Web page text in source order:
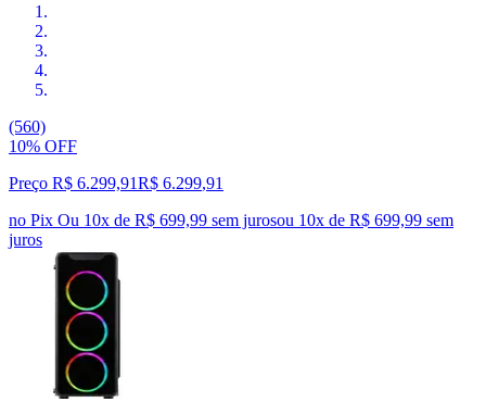
(560)
10% OFF
Preço R$ 6.299,91R$ 6.299,91
no Pix Ou 10x de R$ 699,99 sem jurosou 10x de R$ 699,99 sem
juros